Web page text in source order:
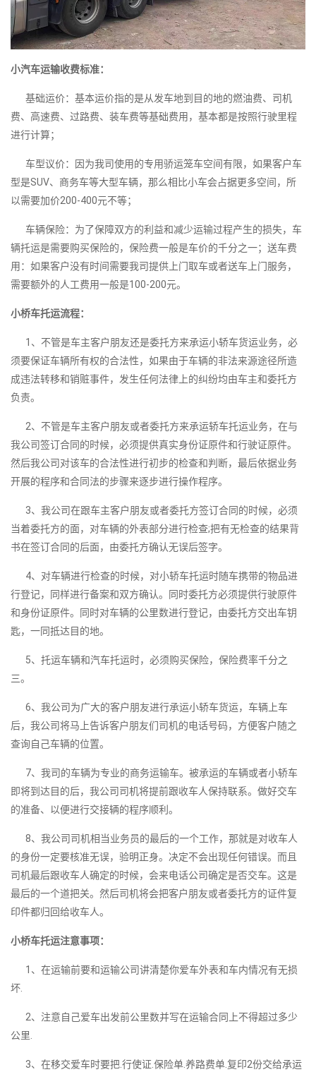
小汽车运输收费标准：
基础运价：基本运价指的是从发车地到目的地的燃油费、司机
费、高速费、过路费、装车费等基础费用，基本都是按照行驶里程
进行计算；
车型议价：因为我司使用的专用骄运笼车空间有限，如果客户车
型是SUV、商务车等大型车辆，那么相比小车会占据更多空间，所
以需要加价200-400元不等；
车辆保险：为了保障双方的利益和减少运输过程产生的损失，车
辆托运是需要购买保险的，保险费一般是车价的千分之一；送车费
用：如果客户没有时间需要我司提供上门取车或者送车上门服务，
需要额外的人工费用一般是100-200元。
小桥车托运流程：
1、不管是车主客户朋友还是委托方来承运小轿车货运业务，必
须要保证车辆所有权的合法性，如果由于车辆的非法来源途径所造
成违法转移和销赃事件，发生任何法律上的纠纷均由车主和委托方
负责。
2、不管是车主客户朋友或者委托方来承运轿车托运业务，在与
我公司签订合同的时候，必须提供真实身份证原件和行驶证原件。
然后我公司对该车的合法性进行初步的检查和判断，最后依据业务
开展的程序和合同法的步骤来逐步进行操作程序。
3、我公司在跟车主客户朋友或者委托方签订合同的时候，必须
当着委托方的面，对车辆的外表部分进行检查;把有无检查的结果背
书在签订合同的后面，由委托方确认无误后签字。
4、对车辆进行检查的时候，对小轿车托运时随车携带的物品进
行登记，同样进行备案和双方确认。同时委托方必须提供行驶原件
和身份证原件。同时对车辆的公里数进行登记，由委托方交出车钥
匙，一同抵达目的地。
5、托运车辆和汽车托运时，必须购买保险，保险费率千分之
三。
6、我公司为广大的客户朋友进行承运小轿车货运，车辆上车
后，我公司将马上告诉客户朋友们司机的电话号码，方便客户随之
查询自己车辆的位置。
7、我司的车辆为专业的商务运输车。被承运的车辆或者小轿车
即将到达目的后，我公司司机将提前跟收车人保持联系。做好交车
的准备、以便进行交接辆的程序顺利。
8、我公司司机相当业务员的最后的一个工作，那就是对收车人
的身份一定要核准无误，验明正身。决定不会出现任何错误。而且
司机最后跟收车人确定的时候，会来电话公司确定是否交车。这是
最后的一个道把关。然后司机将会把客户朋友或者委托方的证件复
印件都归回给收车人。
小桥车托运注意事项：
1、在运输前要和运输公司讲清楚你爱车外表和车内情况有无损
坏.
2、注意自己爱车出发前公里数并写在运输合同上不得超过多少
公里.
3、在移交爱车时要把.行使证.保险单.养路费单.复印2份交给承运